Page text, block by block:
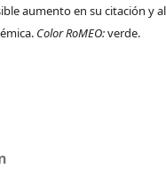
aumento en su citación y
Color RoMEO:verde.